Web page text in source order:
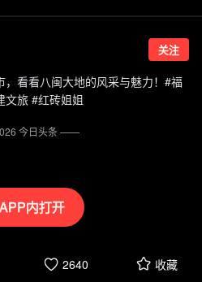
APP内打开
关注
看看八闽大地的风采与魅力！#福
文旅 #红砖姐姐
2640 收藏
今日头条——